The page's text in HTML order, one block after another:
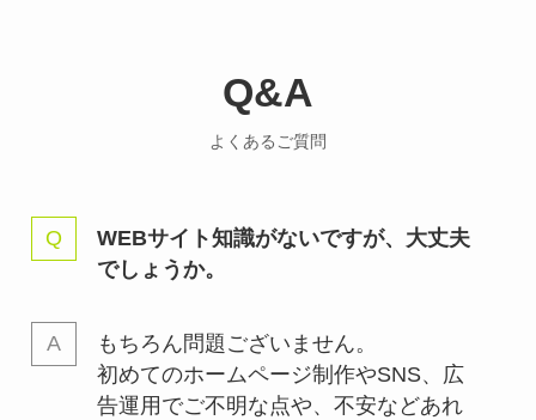
Q&A
よくあるご質問
WEBサイト知識がないですが、大丈夫
でしょうか。
もちろん問題ございません。
初めてのホームページ制作やSNS、広
告運用でご不明な点や、不安などあれ